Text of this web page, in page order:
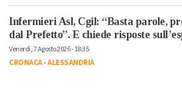
Infermieri Asl, Cgil: “Basta parole,
dal Prefetto”. E chiede risposte
Venerdì, 7 Agosto 2026 - 18:35
CRONACA-ALESSANDRIA